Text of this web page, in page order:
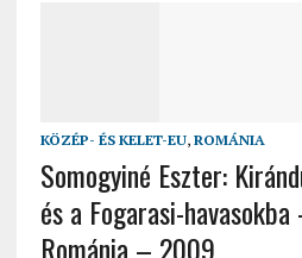
KÖZÉP- ÉS KELET-EU, ROMÁNIA
Somogyiné Eszter:
és a Fogarasi-
Románia – 2009